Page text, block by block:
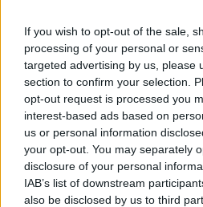
If you wish to opt-out of the sale,
processing of your personal or
targeted advertising by us, please
section to confirm your selection.
opt-out request is processed you
interest-based ads based on
us or personal information
your opt-out. You may separately
disclosure of your personal
IAB’s list of downstream
also be disclosed by us to third
AUTORE
Staff